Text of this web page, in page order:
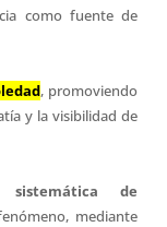
como fuente de
, promoviendo
y la visibilidad de
de
mediante